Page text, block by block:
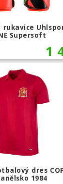
rukavice
Supersoft
1
dres
1984